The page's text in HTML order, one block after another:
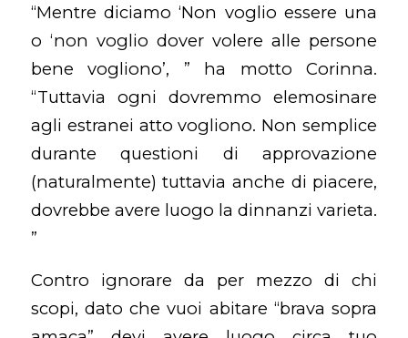
“Mentre diciamo ‘Non voglio essere una
o ‘non voglio dover volere alle persone
bene vogliono’, ” ha motto Corinna.
“Tuttavia ogni dovremmo elemosinare
agli estranei atto vogliono. Non semplice
durante questioni di approvazione
(naturalmente) tuttavia anche di piacere,
dovrebbe avere luogo la dinnanzi varieta.
”
Contro ignorare da per mezzo di chi
scopi, dato che vuoi abitare “brava sopra